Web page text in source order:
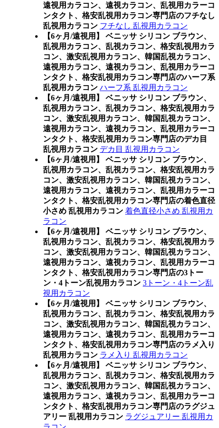
遠視用カラコン、遠視カラコン、乱視用カラーコ
ンタクト、格安乱視用カラコン専門店のフチなし
乱視用カラコン フチなし 乱視用カラコン
【6ヶ月/遠視用】 ベニッサ シリコン ブラウン、
乱視用カラコン、乱視カラコン、格安乱視用カラ
コン、激安乱視用カラコン、韓国乱視カラコン、
遠視用カラコン、遠視カラコン、乱視用カラーコ
ンタクト、格安乱視用カラコン専門店のハーフ系
乱視用カラコン ハーフ系 乱視用カラコン
【6ヶ月/遠視用】 ベニッサ シリコン ブラウン、
乱視用カラコン、乱視カラコン、格安乱視用カラ
コン、激安乱視用カラコン、韓国乱視カラコン、
遠視用カラコン、遠視カラコン、乱視用カラーコ
ンタクト、格安乱視用カラコン専門店のデカ目
乱視用カラコン デカ目 乱視用カラコン
【6ヶ月/遠視用】 ベニッサ シリコン ブラウン、
乱視用カラコン、乱視カラコン、格安乱視用カラ
コン、激安乱視用カラコン、韓国乱視カラコン、
遠視用カラコン、遠視カラコン、乱視用カラーコ
ンタクト、格安乱視用カラコン専門店の着色直径
小さめ 乱視用カラコン 着色直径小さめ 乱視用カ
ラコン
【6ヶ月/遠視用】 ベニッサ シリコン ブラウン、
乱視用カラコン、乱視カラコン、格安乱視用カラ
コン、激安乱視用カラコン、韓国乱視カラコン、
遠視用カラコン、遠視カラコン、乱視用カラーコ
ンタクト、格安乱視用カラコン専門店の3トー
ン・4トーン乱視用カラコン 3トーン・4トーン乱
視用カラコン
【6ヶ月/遠視用】 ベニッサ シリコン ブラウン、
乱視用カラコン、乱視カラコン、格安乱視用カラ
コン、激安乱視用カラコン、韓国乱視カラコン、
遠視用カラコン、遠視カラコン、乱視用カラーコ
ンタクト、格安乱視用カラコン専門店のラメ入り
乱視用カラコン ラメ入り 乱視用カラコン
【6ヶ月/遠視用】 ベニッサ シリコン ブラウン、
乱視用カラコン、乱視カラコン、格安乱視用カラ
コン、激安乱視用カラコン、韓国乱視カラコン、
遠視用カラコン、遠視カラコン、乱視用カラーコ
ンタクト、格安乱視用カラコン専門店のラグジュ
アリー 乱視用カラコン ラグジュアリー 乱視用カ